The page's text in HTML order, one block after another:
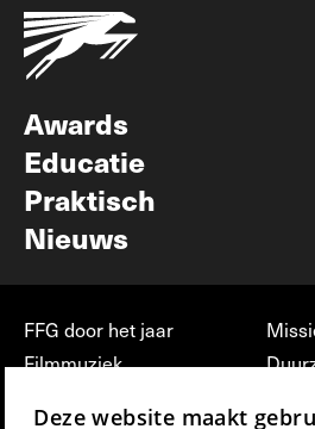
Awards
Educatie
Praktisch
Nieuws
FFG door het jaar
Filmmuziek
Deze website maakt